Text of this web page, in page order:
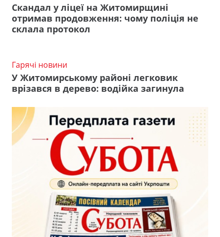
Скандал у ліцеї на Житомирщині
отримав продовження: чому поліція не
склала протокол
Гарячі новини
У Житомирському районі легковик
врізався в дерево: водійка загинула